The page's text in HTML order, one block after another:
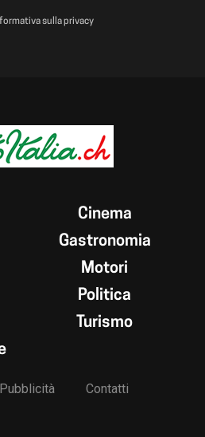
sulla privacy
Cinema
Gastronomia
Motori
Politica
Turismo
Pubblicità Contatti